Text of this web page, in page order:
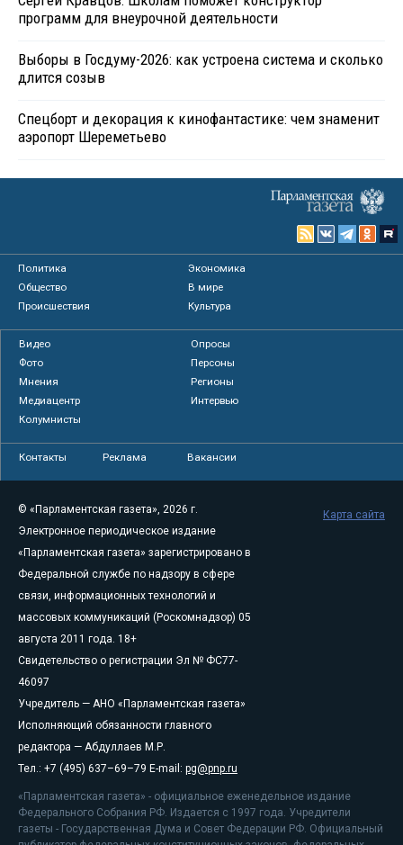
программ для внеурочной деятельности
Выборы в Госдуму-2026: как устроена система и сколько
длится созыв
Спецборт и декорация к кинофантастике: чем знаменит
аэропорт Шереметьево
Политика
Экономика
Общество
В мире
Происшествия
Культура
Видео
Опросы
Фото
Персоны
Мнения
Регионы
Медиацентр
Интервью
Колумнисты
Контакты Реклама Вакансии
© «Парламентская газета», 2026 г.
Электронное периодическое издание
«Парламентская газета» зарегистрировано в
Федеральной службе по надзору в сфере
связи, информационных технологий и
массовых коммуникаций (Роскомнадзор) 05
августа 2011 года. 18+
Свидетельство о регистрации Эл № ФС77-
46097
Учредитель — АНО «Парламентская газета»
Исполняющий обязанности главного
редактора — Абдуллаев М.Р.
Тел.: +7 (495) 637–69–79 E-mail: pg@pnp.ru
«Парламентская газета» - официальное еженедельное издание
Федерального Собрания РФ. Издается с 1997 года. Учредители
газеты - Государственная Дума и Совет Федерации РФ. Официальный
Карта сайта